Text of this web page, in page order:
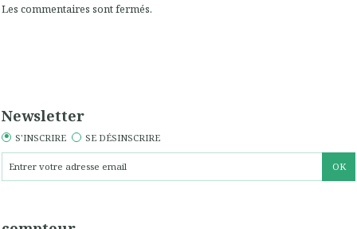
Les commentaires sont fermés.
Newsletter
S'INSCRIRE SE DÉSINSCRIRE